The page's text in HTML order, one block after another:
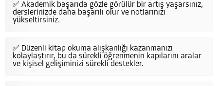
✅ Akademik başarıda gözle görülür bir artış yaşarsınız,
derslerinizde daha başarılı olur ve notlarınızı
yükseltirsiniz.
✅ Düzenli kitap okuma alışkanlığı kazanmanızı
kolaylaştırır, bu da sürekli öğrenmenin kapılarını aralar
ve kişisel gelişiminizi sürekli destekler.